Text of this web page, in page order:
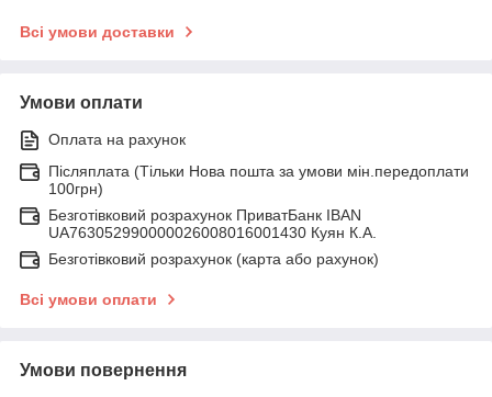
Всі умови доставки
Умови оплати
Оплата на рахунок
Післяплата (Тільки Нова пошта за умови мін.передоплати
100грн)
Безготівковий розрахунок ПриватБанк IBAN
UA763052990000026008016001430 Куян К.А.
Безготівковий розрахунок (карта або рахунок)
Всі умови оплати
Умови повернення